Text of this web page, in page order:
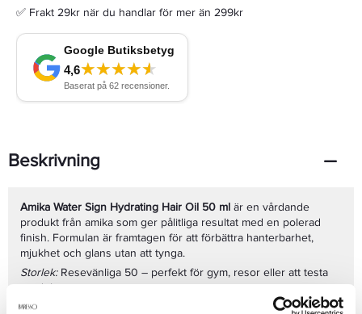
✅ Frakt 29kr när du handlar för mer än 299kr
Beskrivning
Amika Water Sign Hydrating Hair Oil 50 ml är en vårdande
produkt från amika som ger pålitliga resultat med en polerad
finish. Formulan är framtagen för att förbättra hanterbarhet,
mjukhet och glans utan att tynga.
Storlek:Resevänliga 50 – perfekt för gym, resor eller att testa
produkten.
Fördelar: